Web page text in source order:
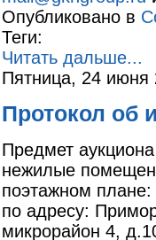
Опубликовано в
Теги:
Читать дальше...
Пятница, 24 июня
Протокол об
Предмет
нежилые
поэтажном
по адресу:
микрорайон 4,